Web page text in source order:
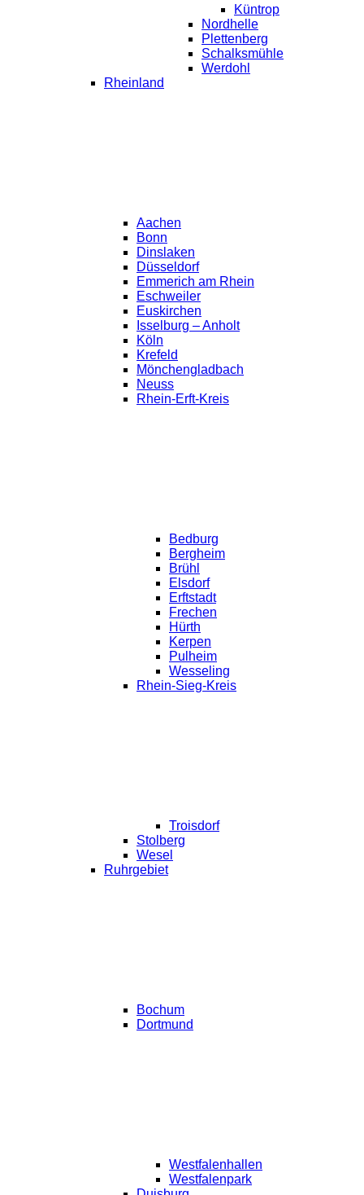
Küntrop
Nordhelle
Plettenberg
Schalksmühle
Werdohl
Rheinland
Aachen
Bonn
Dinslaken
Düsseldorf
Emmerich am Rhein
Eschweiler
Euskirchen
Isselburg – Anholt
Köln
Krefeld
Mönchengladbach
Neuss
Rhein-Erft-Kreis
Bedburg
Bergheim
Brühl
Elsdorf
Erftstadt
Frechen
Hürth
Kerpen
Pulheim
Wesseling
Rhein-Sieg-Kreis
Troisdorf
Stolberg
Wesel
Ruhrgebiet
Bochum
Dortmund
Westfalenhallen
Westfalenpark